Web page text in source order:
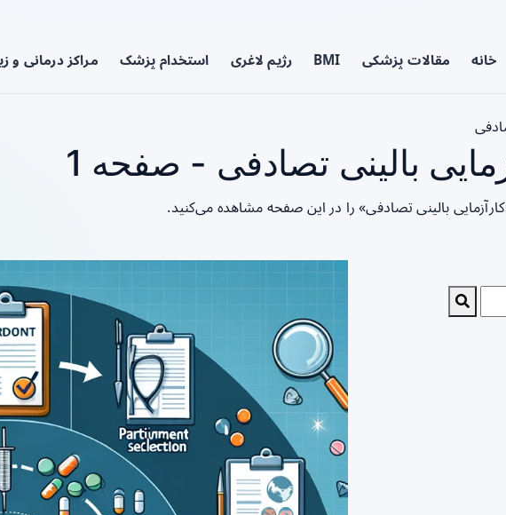
خانه مقالات پزشکی BMI رژیم لاغری استخدام پزشک مراکز درمانی و
بالینی تصادفی - صفحه 1
بالینی تصادفی» را در این صفحه مشاهده می‌کنید.